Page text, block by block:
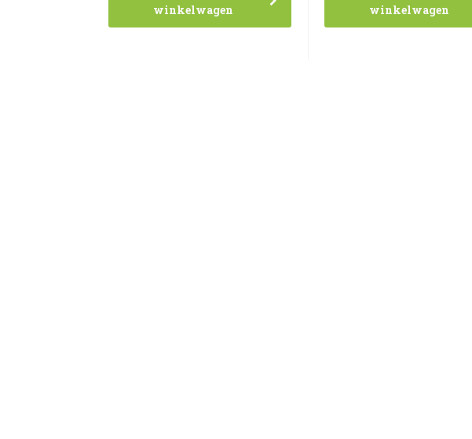
winkelwagen
winkelwagen